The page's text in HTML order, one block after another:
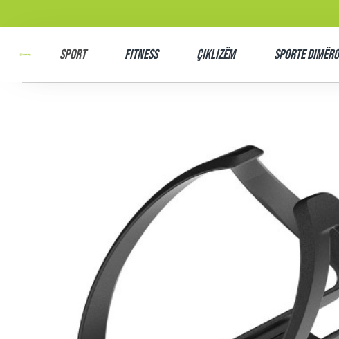
SPORT Fitness Çiklizëm Sporte